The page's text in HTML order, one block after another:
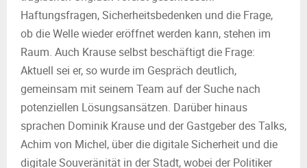
Haftungsfragen, Sicherheitsbedenken und die Frage,
ob die Welle wieder eröffnet werden kann, stehen im
Raum. Auch Krause selbst beschäftigt die Frage:
Aktuell sei er, so wurde im Gespräch deutlich,
gemeinsam mit seinem Team auf der Suche nach
potenziellen Lösungsansätzen. Darüber hinaus
sprachen Dominik Krause und der Gastgeber des Talks,
Achim von Michel, über die digitale Sicherheit und die
digitale Souveränität in der Stadt, wobei der Politiker